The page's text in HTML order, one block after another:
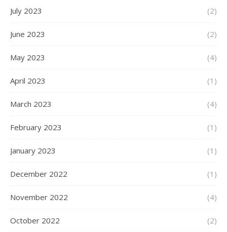
July 2023 (2)
June 2023 (2)
May 2023 (4)
April 2023 (1)
March 2023 (4)
February 2023 (1)
January 2023 (1)
December 2022 (1)
November 2022 (4)
October 2022 (2)